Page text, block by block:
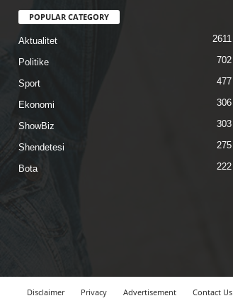
POPULAR CATEGORY
Aktualitet 2611
Politike 702
Sport 477
Ekonomi 306
ShowBiz 303
Shendetesi 275
Bota 222
Disclaimer Privacy Advertisement Contact Us